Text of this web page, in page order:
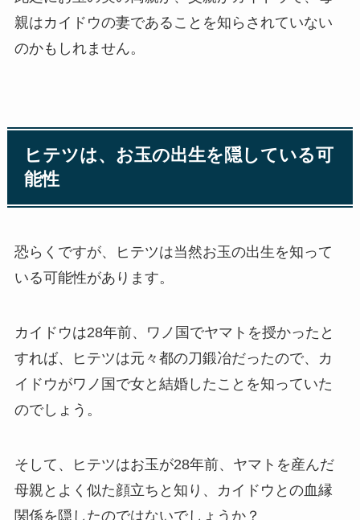
親はカイドウの妻であることを知らされていない
のかもしれません。
ヒテツは、お玉の出生を隠している可
能性
恐らくですが、ヒテツは当然お玉の出生を知って
いる可能性があります。
カイドウは28年前、ワノ国でヤマトを授かったと
すれば、ヒテツは元々都の刀鍛冶だったので、カ
イドウがワノ国で女と結婚したことを知っていた
のでしょう。
そして、ヒテツはお玉が28年前、ヤマトを産んだ
母親とよく似た顔立ちと知り、カイドウとの血縁
関係を隠したのではないでしょうか？